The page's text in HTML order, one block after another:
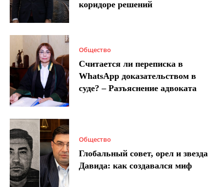
коридоре решений
Общество
Считается ли переписка в
WhatsApp доказательством в
суде? – Разъяснение адвоката
Общество
Глобальный совет, орел и звезда
Давида: как создавался миф